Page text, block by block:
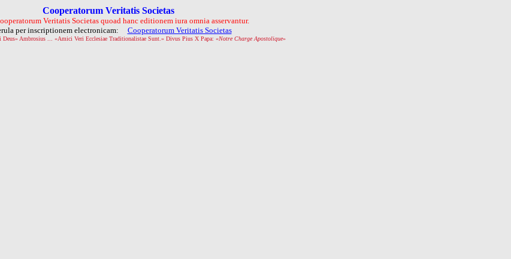
Cooperatorum Veritatis Societas
Veritatis Societas quoad hanc editionem iura omnia asservantur.
per inscriptionem electronicam: Cooperatorum Veritatis Societas
Ambrosius ... «Amici Veri Ecclesiae Traditionalistae Sunt.» Divus Pius X Papa: «Notre Charge Apostolique»